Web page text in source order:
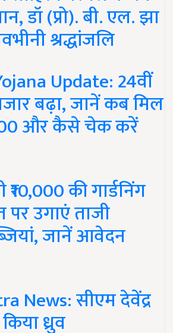
डॉ (प्रो). बी. एल. झा
श्रद्धांजलि
Update: 24वीं
बढ़ा, जानें कब मिल
और कैसे चेक करें
की गार्डनिंग
उगाएं ताजी
जानें आवेदन
News: सीएम देवेंद्र
ध्रुव